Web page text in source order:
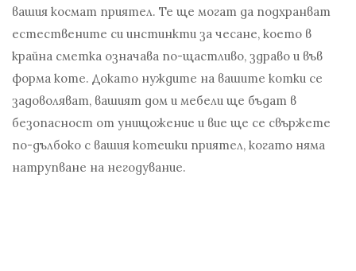
вашия космат приятел. Те ще могат да подхранват
естествените си инстинкти за чесане, което в
крайна сметка означава по-щастливо, здраво и във
форма коте. Докато нуждите на вашите котки се
задоволяват, вашият дом и мебели ще бъдат в
безопасност от унищожение и вие ще се свържете
по-дълбоко с вашия котешки приятел, когато няма
натрупване на негодувание.